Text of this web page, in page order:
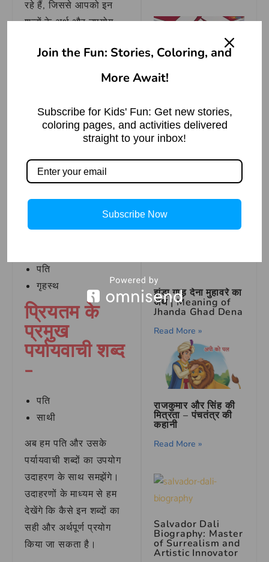
रहे हैं, जिससे आपको इन
शब्दों के अर्थ और उपयोग
साथी के प्रमुख
पर्यायवाची शब्द
पतिदेव के
प्रमुख
पर्यायवाची शब्द
–
पति
गृहस्थ
प्रियतम के
प्रमुख
पर्यायवाची शब्द
–
पति
साथी
अब हम पति और उसके
पर्यायवाची शब्दों का उपयोग
उदाहरण के साथ समझेंगे।
उदाहरणों के माध्यम से हम
देखेंगे कि कैसे इन शब्दों का
सही और अर्थपूर्ण प्रयोग
किया जा सकता है।
How to Draw
Read More »
The Magical
Transformation:
झंडा गाड़ देना मुहावरे का
अर्थ | Meaning of
Jhanda Ghad Dena
Read More »
राजकुमार और सिंह की
मित्रता – पंचतंत्र की
कहानी
Read More »
Salvador Dali
Biography: Master
of Surrealism and
Artistic Innovator
Join the Fun: Stories, Coloring, and
More Await!
Subscribe for Kids' Fun: Get new stories,
coloring pages, and activities delivered
straight to your inbox!
Subscribe Now